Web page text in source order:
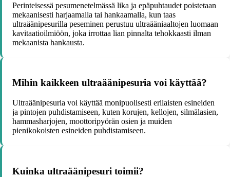
Perinteisessä pesumenetelmässä lika ja epäpuhtaudet poistetaan
mekaanisesti harjaamalla tai hankaamalla, kun taas
ultraäänipesurilla peseminen perustuu ultraääniaaltojen luomaan
kavitaatioilmiöön, joka irrottaa lian pinnalta tehokkaasti ilman
mekaanista hankausta.
Mihin kaikkeen ultraäänipesuria voi käyttää?
Ultraäänipesuria voi käyttää monipuolisesti erilaisten esineiden
ja pintojen puhdistamiseen, kuten korujen, kellojen, silmälasien,
hammasharjojen, moottoripyörän osien ja muiden
pienikokoisten esineiden puhdistamiseen.
Kuinka ultraäänipesuri toimii?